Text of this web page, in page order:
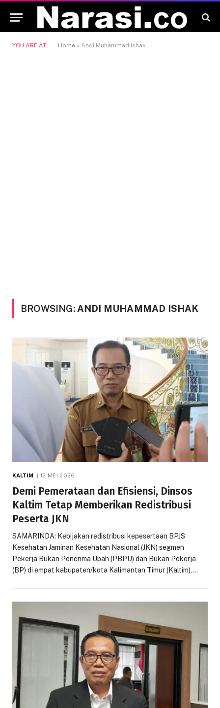
YOU ARE AT: Home » Andi Muhammad Ishak
BROWSING: ANDI MUHAMMAD ISHAK
KALTIM 12 MEI 2026
Demi Pemerataan dan Efisiensi, Dinsos
Kaltim Tetap Memberikan Redistribusi
Peserta JKN
SAMARINDA: Kebijakan redistribusi kepesertaan BPJS
Kesehatan Jaminan Kesehatan Nasional (JKN) segmen
Pekerja Bukan Penerima Upah (PBPU) dan Bukan Pekerja
(BP) di empat kabupaten/kota Kalimantan Timur (Kaltim),…